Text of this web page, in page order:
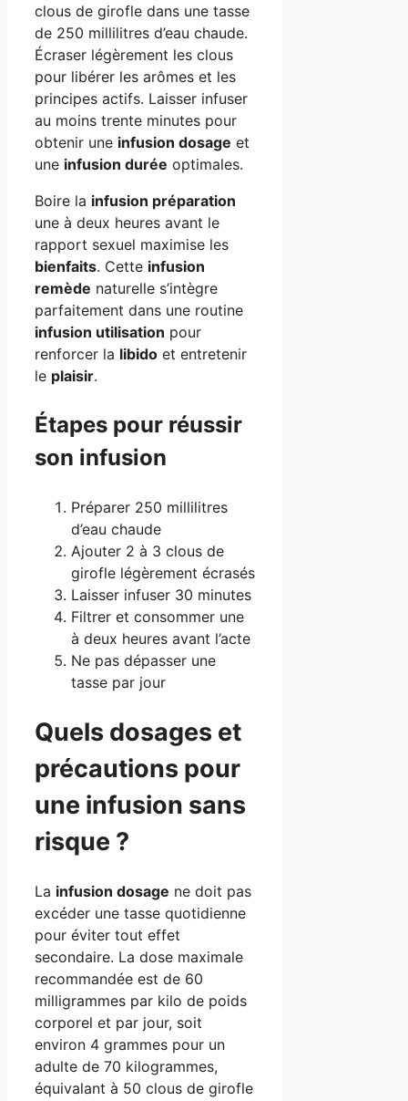
clous de girofle dans une tasse
de 250 millilitres d’eau chaude.
Écraser légèrement les clous
pour libérer les arômes et les
principes actifs. Laisser infuser
au moins trente minutes pour
obtenir une infusion dosage et
une infusion durée optimales.
Boire la infusion préparation
une à deux heures avant le
rapport sexuel maximise les
bienfaits. Cette infusion
remède naturelle s’intègre
parfaitement dans une routine
infusion utilisation pour
renforcer la libido et entretenir
le plaisir.
Étapes pour réussir
son infusion
Préparer 250 millilitres
d’eau chaude
Ajouter 2 à 3 clous de
girofle légèrement écrasés
Laisser infuser 30 minutes
Filtrer et consommer une
à deux heures avant l’acte
Ne pas dépasser une
tasse par jour
Quels dosages et
précautions pour
une infusion sans
risque ?
La infusion dosage ne doit pas
excéder une tasse quotidienne
pour éviter tout effet
secondaire. La dose maximale
recommandée est de 60
milligrammes par kilo de poids
corporel et par jour, soit
environ 4 grammes pour un
adulte de 70 kilogrammes,
équivalant à 50 clous de girofle